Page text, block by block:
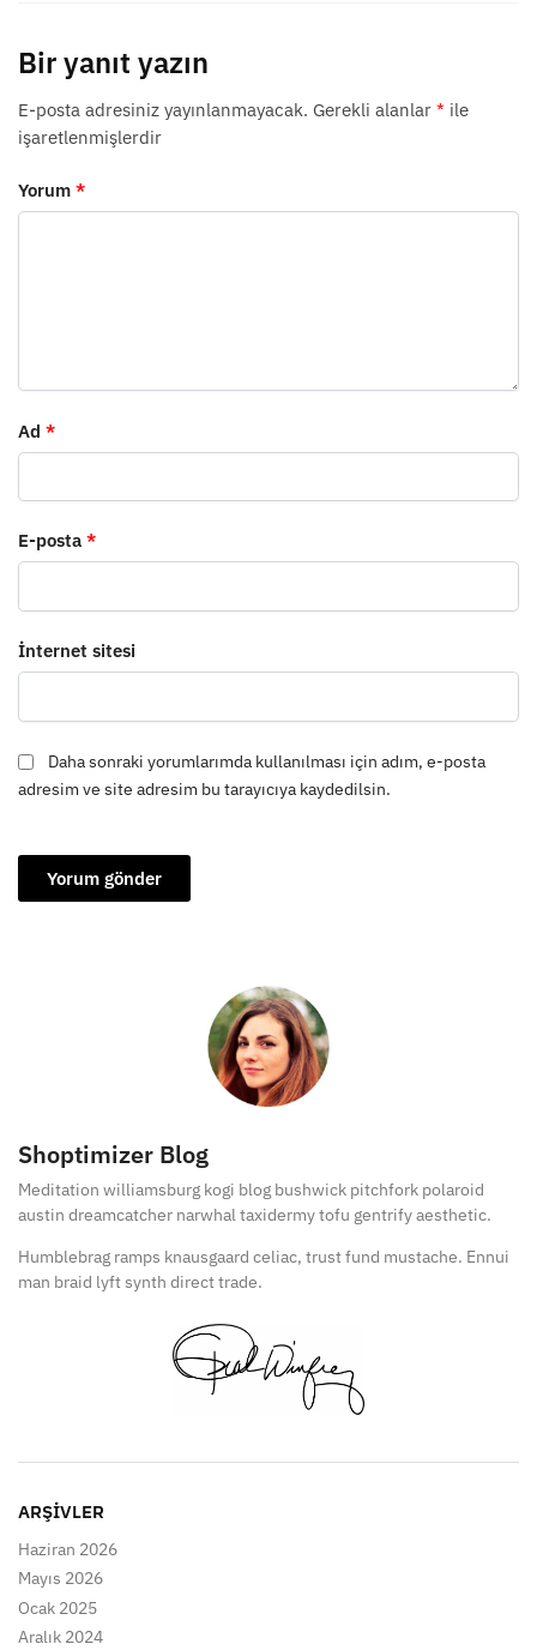
Bir yanıt yazın
E-posta adresiniz yayınlanmayacak. Gerekli alanlar * ile
işaretlenmişlerdir
Yorum *
Ad *
E-posta *
İnternet sitesi
Daha sonraki yorumlarımda kullanılması için adım, e-posta
adresim ve site adresim bu tarayıcıya kaydedilsin.
Shoptimizer Blog
Meditation williamsburg kogi blog bushwick pitchfork polaroid
austin dreamcatcher narwhal taxidermy tofu gentrify aesthetic.
Humblebrag ramps knausgaard celiac, trust fund mustache. Ennui
man braid lyft synth direct trade.
ARŞIVLER
Haziran 2026
Mayıs 2026
Ocak 2025
Aralık 2024